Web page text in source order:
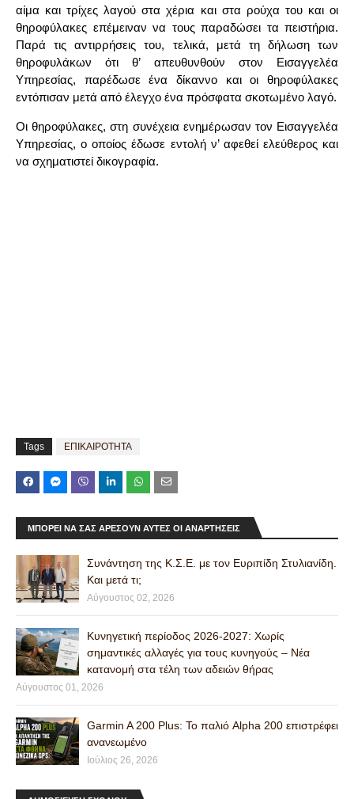
αίμα και τρίχες λαγού στα χέρια και στα ρούχα του και οι
θηροφύλακες επέμειναν να τους παραδώσει τα πειστήρια.
Παρά τις αντιρρήσεις του, τελικά, μετά τη δήλωση των
θηροφυλάκων ότι θ’ απευθυνθούν στον Εισαγγελέα
Υπηρεσίας, παρέδωσε ένα δίκαννο και οι θηροφύλακες
εντόπισαν μετά από έλεγχο ένα πρόσφατα σκοτωμένο λαγό.
Οι θηροφύλακες, στη συνέχεια ενημέρωσαν τον Εισαγγελέα
Υπηρεσίας, ο οποίος έδωσε εντολή ν’ αφεθεί ελεύθερος και
να σχηματιστεί δικογραφία.
Tags ΕΠΙΚΑΙΡΟΤΗΤΑ
ΜΠΟΡΕΊ ΝΑ ΣΑΣ ΑΡΈΣΟΥΝ ΑΥΤΈΣ ΟΙ ΑΝΑΡΤΉΣΕΙΣ
Συνάντηση της Κ.Σ.Ε. με τον Ευριπίδη Στυλιανίδη.
Και μετά τι;
Αύγουστος 02, 2026
Κυνηγετική περίοδος 2026-2027: Χωρίς
σημαντικές αλλαγές για τους κυνηγούς – Νέα
κατανομή στα τέλη των αδειών θήρας
Αύγουστος 01, 2026
Garmin A 200 Plus: Το παλιό Alpha 200 επιστρέφει
ανανεωμένο
Ιούλιος 26, 2026